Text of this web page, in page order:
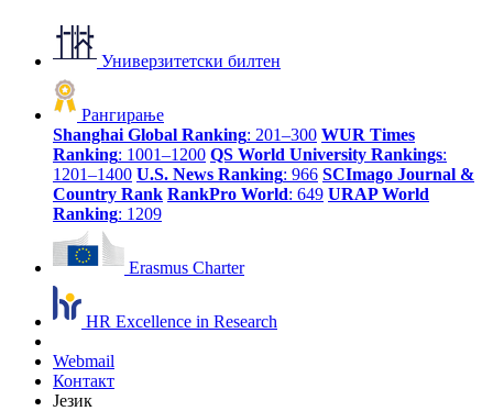
Универзитетски билтен
Рангирање
Shanghai Global Ranking: 201–300 WUR Times
Ranking: 1001–1200 QS World University Rankings:
1201–1400 U.S. News Ranking: 966 SCImago Journal &
Country Rank RankPro World: 649 URAP World
Ranking: 1209
Erasmus Charter
HR Excellence in Research
Webmail
Контакт
Језик